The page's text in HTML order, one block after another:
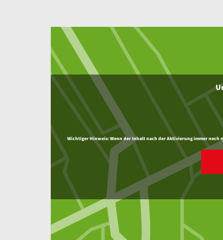
Wichtiger Hinweis:Wenn der Inhalt nach der Aktivierung immer